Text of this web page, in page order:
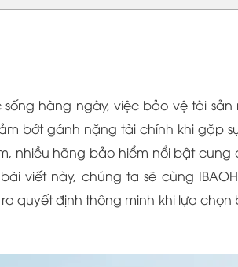
hàng ngày, việc bảo vệ tài sản
bớt gánh nặng tài chính khi gặp
nhiều hãng bảo hiểm nổi bật cung
viết này, chúng ta sẽ cùng
quyết định thông minh khi lựa chọn